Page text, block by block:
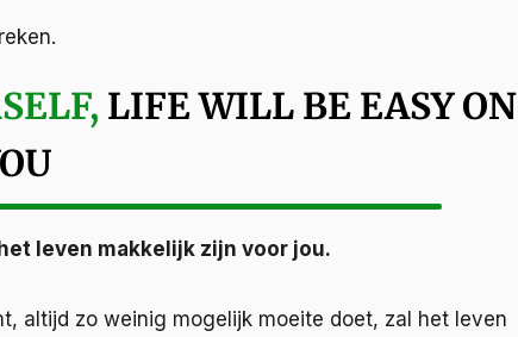
LIFE WILL BE EASY ON
leven makkelijk zijn voor jou.
altijd zo weinig mogelijk moeite doet, zal het leven